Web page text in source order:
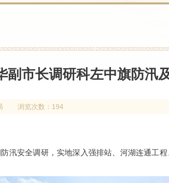
副市长调研科左中旗防汛
浏览次数：194
汛安全调研，实地深入强排站、河湖连通工